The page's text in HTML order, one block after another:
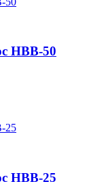
НВВ-50
НВВ-25